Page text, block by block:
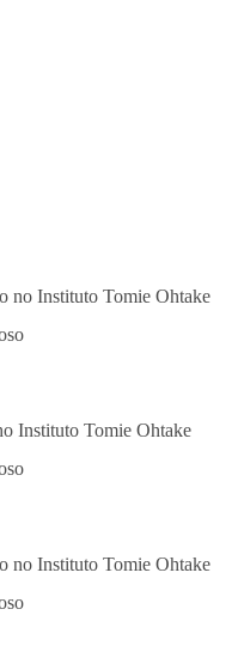
Instituto Tomie Ohtake